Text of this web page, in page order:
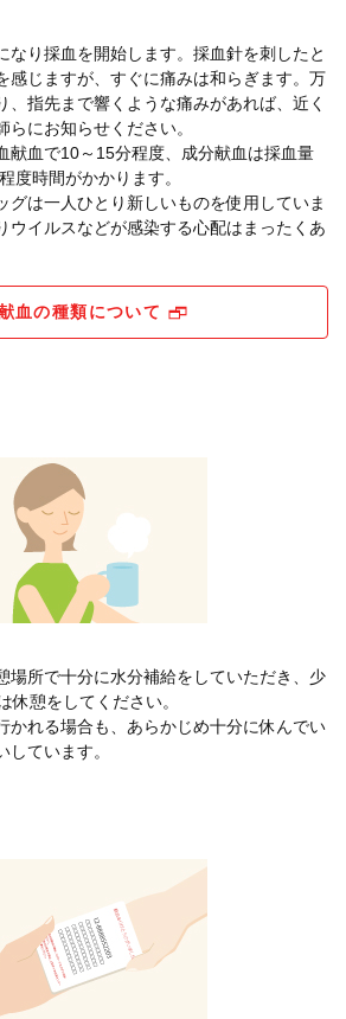
なり採血を開始します。採血針を刺したと
感じますが、すぐに痛みは和らぎます。万
、指先まで響くような痛みがあれば、近く
らにお知らせください。
献血で10～15分程度、成分献血は採血量
度時間がかかります。
グは一人ひとり新しいものを使用していま
ウイルスなどが感染する心配はまったくあ
血の種類について
場所で十分に水分補給をしていただき、少
休憩をしてください。
かれる場合も、あらかじめ十分に休んでい
しています。